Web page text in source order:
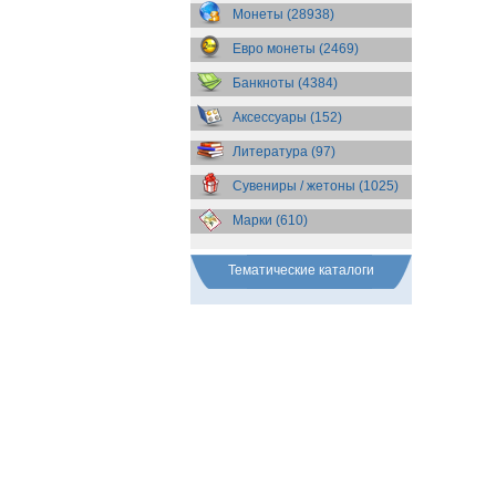
Бразилия(55)
Брит. Антарктические
территории(36)
Брит. Виргинские острова(47)
Брит. Восточная Африка
Брит. Западная Африка(25)
Брит. Ост-Индийская компания
(11)
Брит. территория в Индийском
океане(24)
Бруней(4)
Бурунди(2)
Бутан(10)
Ватикан(85)
Великобритания(307)
Венгрия(179)
Монеты (28938)
Евро монеты (2469)
Банкноты (4384)
Аксессуары (152)
Литература (97)
Сувениры / жетоны (1025)
Марки (610)
Тематические каталоги